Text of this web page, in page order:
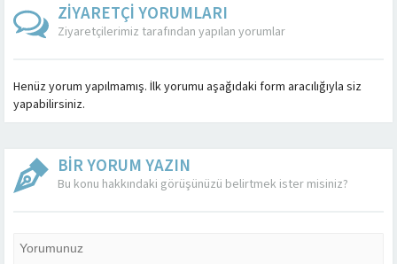
ZİYARETÇİ YORUMLARI
Ziyaretçilerimiz tarafından yapılan yorumlar
Henüz yorum yapılmamış. İlk yorumu aşağıdaki form aracılığıyla siz
yapabilirsiniz.
BİR YORUM YAZIN
Bu konu hakkındaki görüşünüzü belirtmek ister misiniz?